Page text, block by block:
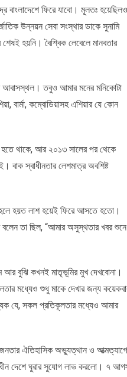
বাংলাদেশে ফিরে যাবো। মূলতঃ হয়েছিলও
উন্নয়ন সেবা সংস্থার ডাকে সুনামি
হয়নি। বৈশ্বিক লেবেলে মানবতার
আবাসস্থল। তবুও আমার মনের মনিকোটা
বার্মা, কম্বোডিয়াসহ এশিয়ার যে কোন
হতে থাকে, আর ২০১৩ সালের পর থেকে
বাক স্বাধীনতার লেশমাত্র অবশিষ্ট
হলে হয়ত লাশ হয়েই ফিরে আসতে হতো।
বলেন তা ছিল, “আমার অসুস্থতার খবর শুনে
আর বুঝি কখনই মাতৃভূমির মুখ দেখবোনা।
মধ্যেও শুধু মাকে দেখার জন্য
যে, সকল প্রতিকূলতার মধ্যেও আমার
ঐতিহাসিক অভ্যুত্থান ও
দেশে ঘুরার সুযোগ লাভ করলো। ৭